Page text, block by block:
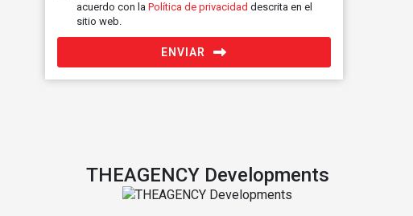
acuerdo con la Política de privacidad descrita en el
sitio web.
ENVIAR
THEAGENCY Developments